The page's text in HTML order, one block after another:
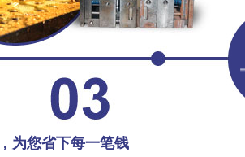
为您省下每一笔钱